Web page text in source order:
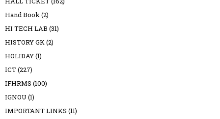
Hand Book(2)
HI TECH LAB (31)
HISTORY GK(2)
HOLIDAY(1)
ICT(227)
IFHRMS (100)
IGNOU (1)
IMPORTANT LINKS (11)